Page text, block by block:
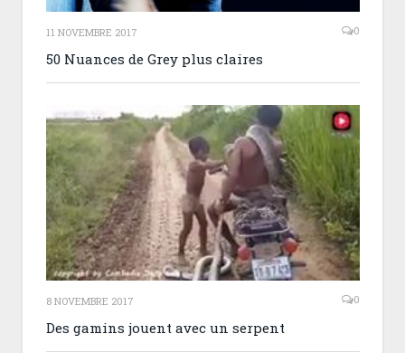
11 NOVEMBRE 2017 0
50 Nuances de Grey plus claires
8 NOVEMBRE 2017 0
Des gamins jouent avec un serpent